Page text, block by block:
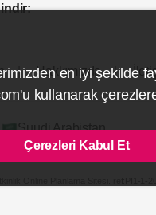
indir:
Hakkımızda
Suudi Arabistan
Online Planlama Sitesi.
en iyi şekilde
kullanarak
Çerezleri Kabul Et